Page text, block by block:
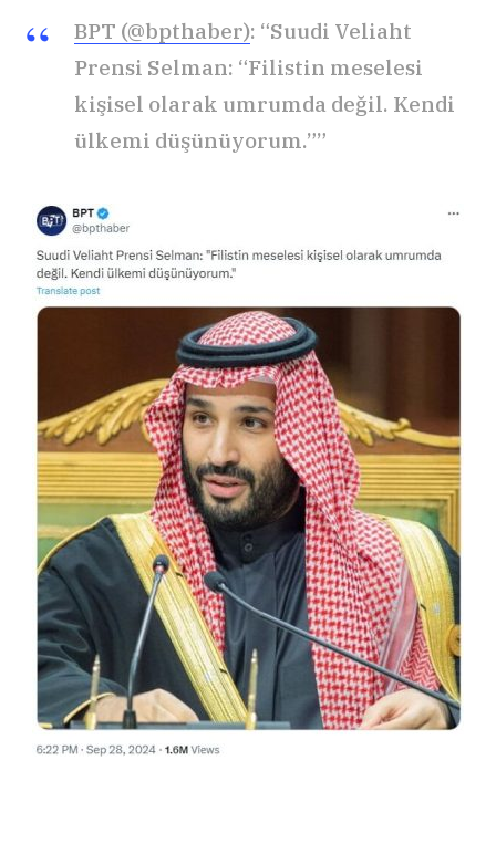
BPT (@bpthaber): “Suudi Veliaht
Prensi Selman: “Filistin meselesi
kişisel olarak umrumda değil. Kendi
ülkemi düşünüyorum.””